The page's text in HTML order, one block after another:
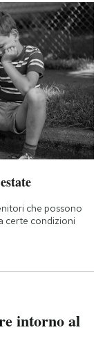
che possono
certe condizioni
intorno al